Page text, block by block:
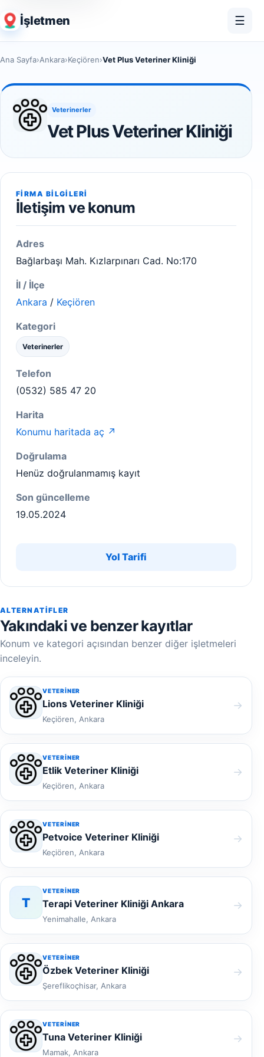
İşletmen ☰
Ana Sayfa›Ankara›Keçiören›Vet Plus Veteriner Kliniği
Veterinerler
Vet Plus Veteriner Kliniği
FIRMA BILGILERI
İletişim ve konum
Adres
Bağlarbaşı Mah. Kızlarpınarı Cad. No:170
İl / İlçe
Ankara / Keçiören
Kategori
Veterinerler
Telefon
(0532) 585 47 20
Harita
Konumu haritada aç ↗
Doğrulama
Henüz doğrulanmamış kayıt
Son güncelleme
19.05.2024
Yol Tarifi
ALTERNATIFLER
Yakındaki ve benzer kayıtlar
Konum ve kategori açısından benzer diğer işletmeleri
inceleyin.
VETERINER
Lions Veteriner Kliniği
Keçiören, Ankara
→
VETERINER
Etlik Veteriner Kliniği
Keçiören, Ankara
→
VETERINER
Petvoice Veteriner Kliniği
Keçiören, Ankara
→
T
VETERINER
Terapi Veteriner Kliniği Ankara
Yenimahalle, Ankara
→
VETERINER
Özbek Veteriner Kliniği
Şereflikoçhisar, Ankara
→
VETERINER
Tuna Veteriner Kliniği
Mamak, Ankara
→